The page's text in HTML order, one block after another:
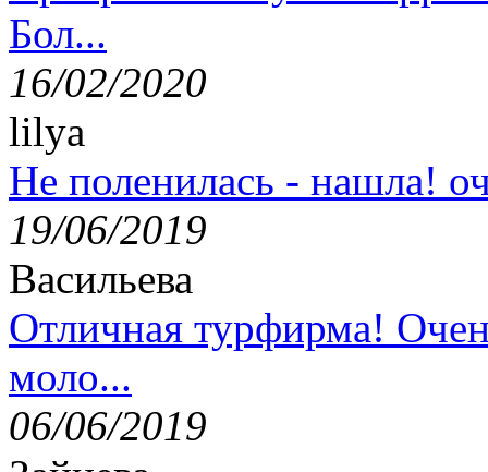
Бол...
16/02/2020
lilya
Не поленилась - нашла!
19/06/2019
Васильева
Отличная турфирма!
моло...
06/06/2019